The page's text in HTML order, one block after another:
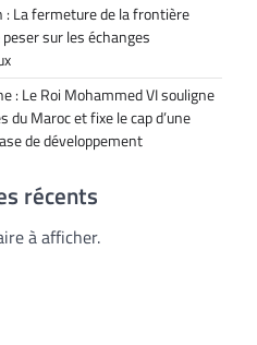
: La fermeture de la frontière
sur les échanges
: Le Roi Mohammed VI souligne
du Maroc et fixe le cap d’une
de développement
récents
à afficher.